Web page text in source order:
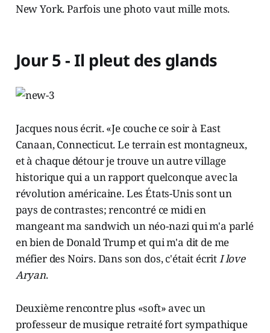
New York. Parfois une photo vaut mille mots.
Jour 5 - Il pleut des glands
Jacques nous écrit. «Je couche ce soir à East
Canaan, Connecticut. Le terrain est montagneux,
et à chaque détour je trouve un autre village
historique qui a un rapport quelconque avec la
révolution américaine. Les États-Unis sont un
pays de contrastes; rencontré ce midi en
mangeant ma sandwich un néo-nazi qui m'a parlé
en bien de Donald Trump et qui m'a dit de me
méfier des Noirs. Dans son dos, c'était écritI love
Aryan.
Deuxième rencontre plus «soft» avec un
professeur de musique retraité fort sympathique